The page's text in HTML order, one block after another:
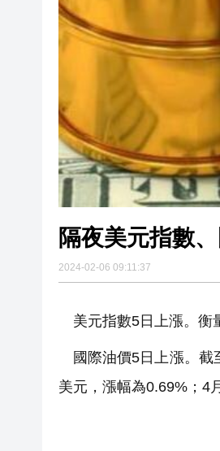
隔夜美元指數
2024-02-06 09:11:37
美元指數5日上漲。衡
國際油價5日上漲。截
美元，漲幅為0.69%；4